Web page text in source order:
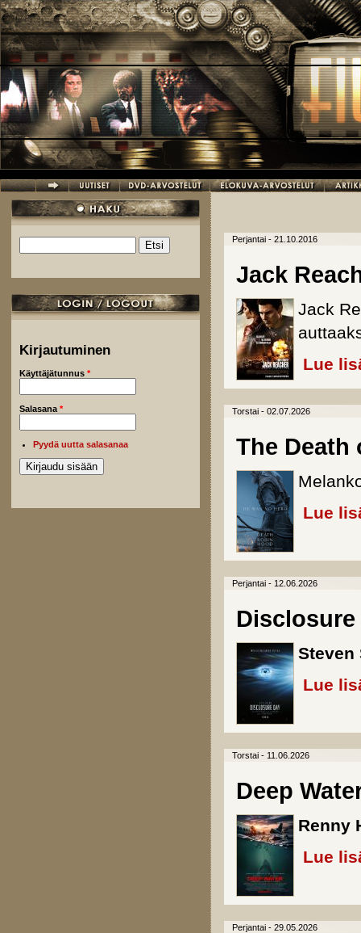
Hyppää pääsisältöön
Hakulomake
Kirjautuminen
Käyttäjätunnus *
Salasana *
Pyydä uutta salasanaa
Perjantai - 21.10.2016
Jack
Jack
Lue
Torstai - 02.07.2026
The Death
Lue
Perjantai - 12.06.2026
Disclosure
Steven
Lue
Torstai - 11.06.2026
Deep
Renny
Lue
Perjantai - 29.05.2026